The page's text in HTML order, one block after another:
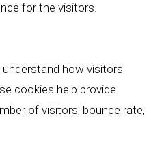
for the visitors.
how visitors
cookies help provide
of visitors, bounce rate,